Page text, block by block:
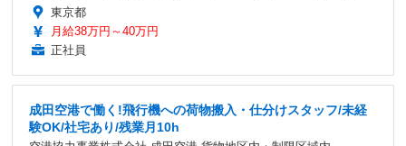
東京都
月給38万円～40万円
正社員
成田空港で働く!飛行機への荷物搬入・仕分けスタッフ/未経
験OK/社宅あり/残業月10h